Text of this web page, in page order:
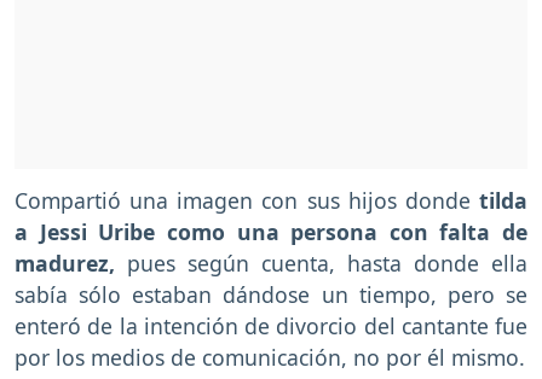
Compartió una imagen con sus hijos donde tilda
a Jessi Uribe como una persona con falta de
madurez, pues según cuenta, hasta donde ella
sabía sólo estaban dándose un tiempo, pero se
enteró de la intención de divorcio del cantante fue
por los medios de comunicación, no por él mismo.